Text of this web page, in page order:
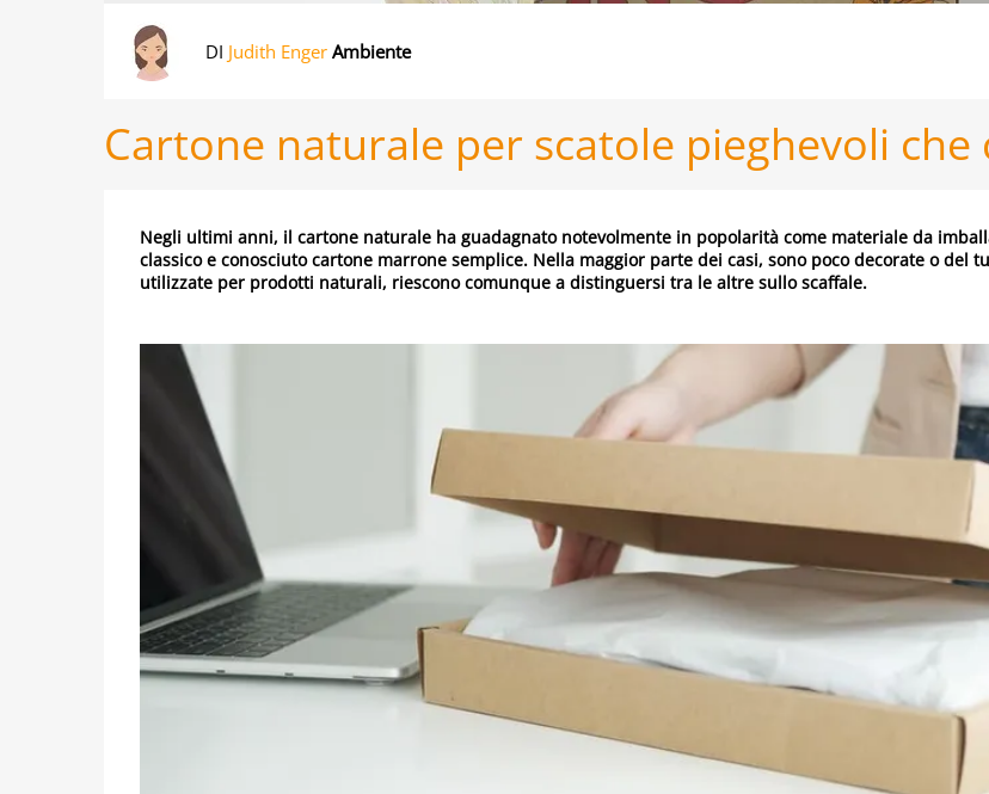
DI Judith Enger Ambiente
Cartone naturale per scatole pieghevoli
Negli ultimi anni, il cartone naturale ha guadagnato notevolmente in popolarità come materiale da
classico e conosciuto cartone marrone semplice. Nella maggior parte dei casi, sono poco decorate o del
utilizzate per prodotti naturali, riescono comunque a distinguersi tra le altre sullo scaffale.